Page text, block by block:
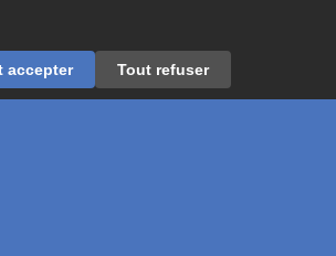
accepter Tout refuser